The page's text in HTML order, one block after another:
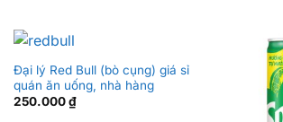
Đại lý Red Bull (bò cụng) giá sỉ
quán ăn uống, nhà hàng
250.000₫